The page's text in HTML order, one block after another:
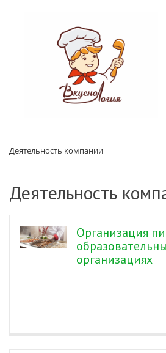
Деятельность компании
Деятельность
Организация
организациях